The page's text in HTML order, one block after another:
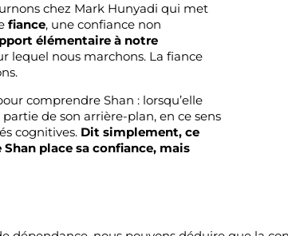
chez Mark Hunyadi qui met
fiance, une confiance non
élémentaire à notre
lequel nous marchons. La fiance
comprendre Shan : lorsqu’elle
partie de son arrière-plan, en ce sens
cognitives. Dit simplement, ce
place sa confiance, mais